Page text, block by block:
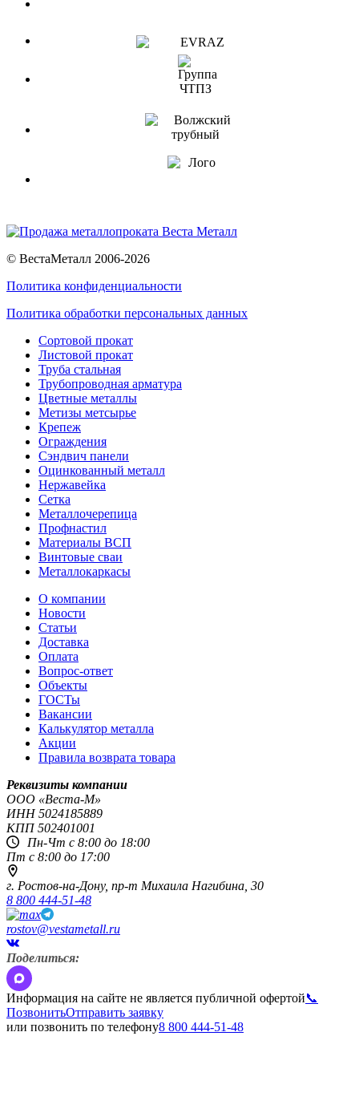
© ВестаМеталл 2006-2026
Политика конфиденциальности
Политика обработки персональных данных
Сортовой прокат
Листовой прокат
Труба стальная
Трубопроводная арматура
Цветные металлы
Метизы метсырье
Крепеж
Ограждения
Сэндвич панели
Оцинкованный металл
Нержавейка
Сетка
Металлочерепица
Профнастил
Материалы ВСП
Винтовые сваи
Металлокаркасы
О компании
Новости
Статьи
Доставка
Оплата
Вопрос-ответ
Объекты
ГОСТы
Вакансии
Калькулятор металла
Акции
Правила возврата товара
Реквизиты компании
OOO «Веста-М»
ИНН5024185889
КПП502401001
Пн-Чт с 8:00 до 18:00
Пт с 8:00 до 17:00
г. Ростов-на-Дону, пр-т Михаила Нагибина, 30
8 800 444-51-48
rostov@vestametall.ru
Поделиться:
Информация на сайте не является публичной офертой📞
ПозвонитьОтправить заявку
или позвонить по телефону8 800 444-51-48